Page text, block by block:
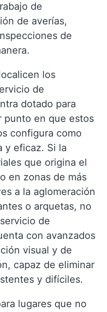
de
de averías,
de
los
de
dotado para
punto en que estos
configura como
y eficaz. Si la
que origina el
en zonas de más
a la aglomeración
o arquetas, no
de
con avanzados
visual y de
capaz de eliminar
y difíciles.
lugares que no